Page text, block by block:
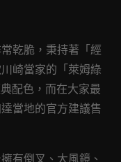
乾脆，秉持著「經
崎當家的「萊姆綠
配色，而在大家最
當地的官方建議售
有倒叉、大風鏡、